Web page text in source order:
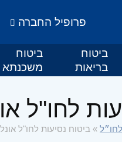
פרופיל החברה
ביטוח
בריאות
ביטוח
משכנתא
לחו"ל
» ביטוח נסיעות לחו"ל